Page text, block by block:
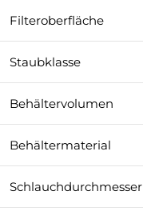
Filteroberfläche
Staubklasse
Behältervolumen
Behältermaterial
Schlauchdurchmesser